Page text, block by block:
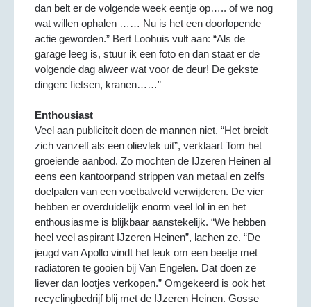
dan belt er de volgende week eentje op….. of we nog
wat willen ophalen …… Nu is het een doorlopende
actie geworden.” Bert Loohuis vult aan: “Als de
garage leeg is, stuur ik een foto en dan staat er de
volgende dag alweer wat voor de deur! De gekste
dingen: fietsen, kranen……”
Enthousiast
Veel aan publiciteit doen de mannen niet. “Het breidt
zich vanzelf als een olievlek uit”, verklaart Tom het
groeiende aanbod. Zo mochten de IJzeren Heinen al
eens een kantoorpand strippen van metaal en zelfs
doelpalen van een voetbalveld verwijderen. De vier
hebben er overduidelijk enorm veel lol in en het
enthousiasme is blijkbaar aanstekelijk. “We hebben
heel veel aspirant IJzeren Heinen”, lachen ze. “De
jeugd van Apollo vindt het leuk om een beetje met
radiatoren te gooien bij Van Engelen. Dat doen ze
liever dan lootjes verkopen.” Omgekeerd is ook het
recyclingbedrijf blij met de IJzeren Heinen. Gosse